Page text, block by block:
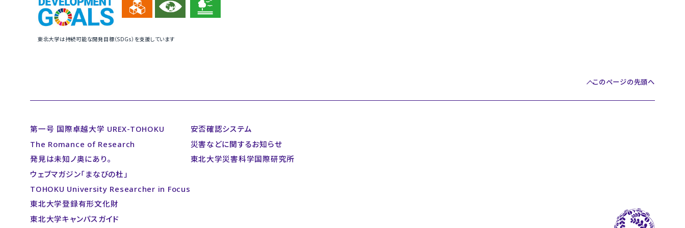
東北大学は持続可能な開発目標（SDGs）を支援しています
このページの先頭へ
第一号 国際卓越大学 UREX-TOHOKU
The Romance of Research
発見は未知ノ奥にあり。
ウェブマガジン「まなびの杜」
TOHOKU University Researcher in Focus
東北大学登録有形文化財
東北大学キャンパスガイド
安否確認システム
災害などに関するお知らせ
東北大学災害科学国際研究所